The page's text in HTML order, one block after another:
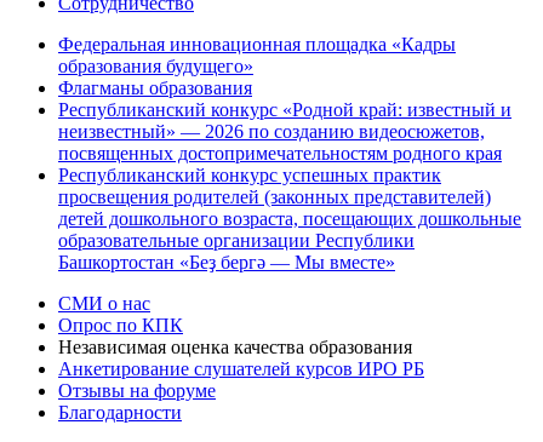
Федеральная инновационная площадка «Кадры
образования будущего»
Флагманы образования
Республиканский конкурс «Родной край: известный и
неизвестный» — 2026 по созданию видеосюжетов,
посвященных достопримечательностям родного края
Республиканский конкурс успешных практик
просвещения родителей (законных представителей)
детей дошкольного возраста, посещающих дошкольные
образовательные организации Республики
Башкортостан «Беҙ бергә — Мы вместе»
СМИ о нас
Опрос по КПК
Независимая оценка качества образования
Анкетирование слушателей курсов ИРО РБ
Отзывы на форуме
Благодарности